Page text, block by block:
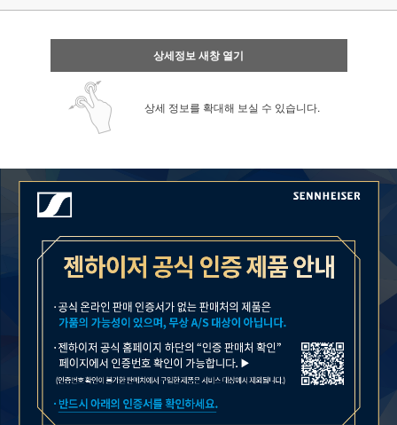
상세정보 새창 열기
상세 정보를 확대해 보실 수 있습니다.